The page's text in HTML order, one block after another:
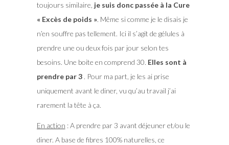
toujours similaire, je suis donc passée à la Cure
« Excès de poids ». Même si comme je le disais je
n’en souffre pas tellement. Ici il s’agit de gélules à
prendre une ou deux fois par jour selon tes
besoins. Une boite en comprend 30. Elles sont à
prendre par 3. Pour ma part, je les ai prise
uniquement avant le diner, vu qu’au travail j’ai
rarement la tête à ça.
En action : A prendre par 3 avant déjeuner et/ou le
diner. A base de fibres 100% naturelles, ce